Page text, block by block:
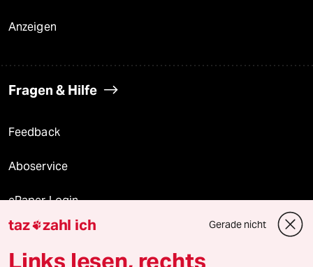
Anzeigen
Fragen & Hilfe
Feedback
Aboservice
ePaper Login
Downloads für Abonnierende
taz zahl ich Gerade nicht
Links lesen, rechts